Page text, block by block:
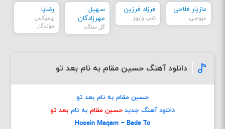
مازیار فلاحی
عروسی
فرزاد فرزین
شب و روز
سهیل
مهرزادگان
گل سنگم
رضایا
ریمیکس
موندگار
دانلود آهنگ حسین مقام به نام بعد تو
حسین مقام به نام بعد تو
دانلود آهنگ جدید حسین مقام به نام بعد تو
Hosein Maqam – Bade To